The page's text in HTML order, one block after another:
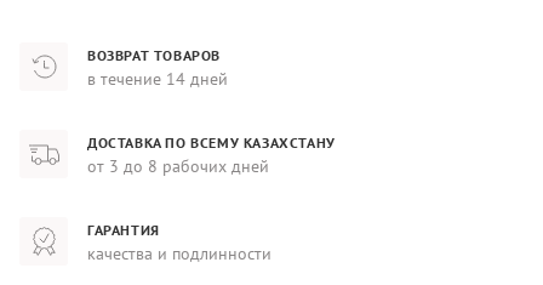
ВОЗВРАТ ТОВАРОВ
в течение 14 дней
ДОСТАВКА ПО ВСЕМУ КАЗАХСТАНУ
от 3 до 8 рабочих дней
ГАРАНТИЯ
качества и подлинности